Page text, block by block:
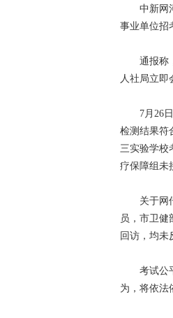
中新网河
事业单位招
通报称，
人社局立即
7月26日
检测结果符
三实验学校
疗保障组未
关于网传
员，市卫健
回访，均未
考试公平
为，将依法